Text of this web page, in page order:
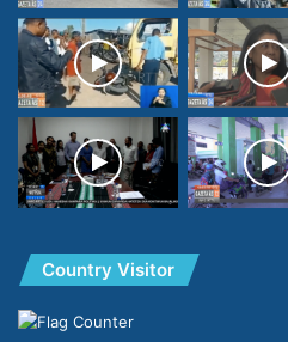
Country Visitor